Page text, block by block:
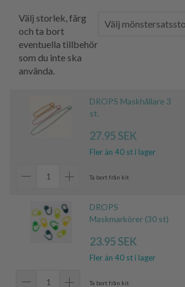
Välj storlek, färg
och ta bort
eventuella tillbehör
som du inte ska
använda.
DROPS Maskhållare 3
st.
27.95 SEK
Fler än 40 st i lager
Ta bort från kit
DROPS
Maskmarkörer (30 st)
23.95 SEK
Fler än 40 st i lager
Ta bort från kit